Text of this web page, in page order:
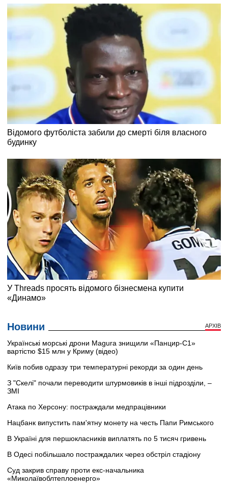
Новини АРХІВ
Українські морські дрони Magura знищили «Панцир-С1»
вартістю $15 млн у Криму (відео)
Київ побив одразу три температурні рекорди за один день
З "Скелі" почали переводити штурмовиків в інші підрозділи, –
ЗМІ
Атака по Херсону: постраждали медпрацівники
Нацбанк випустить пам'ятну монету на честь Папи Римського
В Україні для першокласників виплатять по 5 тисяч гривень
В Одесі побільшало постраждалих через обстріл стадіону
Суд закрив справу проти екс-начальника
«Миколаївоблтеплоенерго»